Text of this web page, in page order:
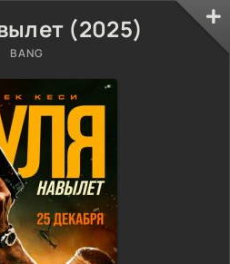
(2025)
BANG